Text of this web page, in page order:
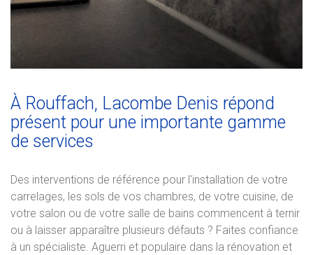
À Rouffach, Lacombe Denis répond
présent pour une importante gamme
de services
Des interventions de référence pour l'installation de votre
carrelages, les sols de vos chambres, de votre cuisine, de
votre salon ou de votre salle de bains commencent à ternir
ou à laisser apparaître plusieurs défauts ? Faites confiance
à un spécialiste. Aguerri et populaire dans la rénovation et